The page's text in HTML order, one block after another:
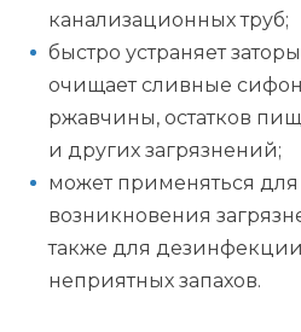
канализационных труб;
быстро устраняет
очищает сливные
ржавчины, остатков
и других загрязнений;
может применяться
возникновения
также для
неприятных запахов.